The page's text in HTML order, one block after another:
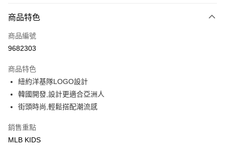
LINE Pay
Apple Pay
悠遊付
運送方式
每筆NT$60，滿NT$499(含以上)免運費
商品特色
商品編號
9682303
商品特色
紐約洋基隊LOGO設計
韓國開發,設計更適合亞洲人
街頭時尚,輕鬆搭配潮流感
銷售重點
MLB KIDS